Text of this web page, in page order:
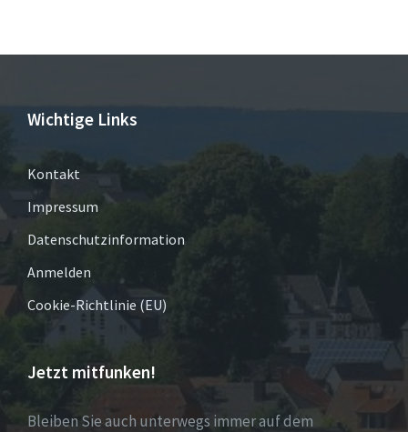
Wichtige Links
Kontakt
Impressum
Datenschutzinformation
Anmelden
Cookie-Richtlinie (EU)
Jetzt mitfunken!
Bleiben Sie auch unterwegs immer auf dem